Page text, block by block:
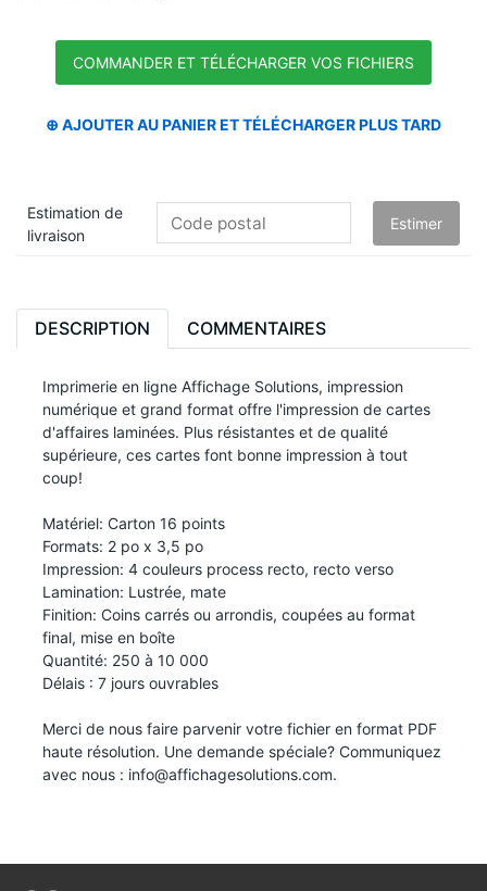
Estimation de
livraison
DESCRIPTION COMMENTAIRES
Imprimerie en ligne Affichage Solutions, impression
numérique et grand format offre l'impression de cartes
d'affaires laminées. Plus résistantes et de qualité
supérieure, ces cartes font bonne impression à tout
coup!
Matériel: Carton 16 points
Formats: 2 po x 3,5 po
Impression: 4 couleurs process recto, recto verso
Lamination: Lustrée, mate
Finition: Coins carrés ou arrondis, coupées au format
final, mise en boîte
Quantité: 250 à 10 000
Délais : 7 jours ouvrables
Merci de nous faire parvenir votre fichier en format PDF
haute résolution. Une demande spéciale? Communiquez
avec nous : info@affichagesolutions.com.